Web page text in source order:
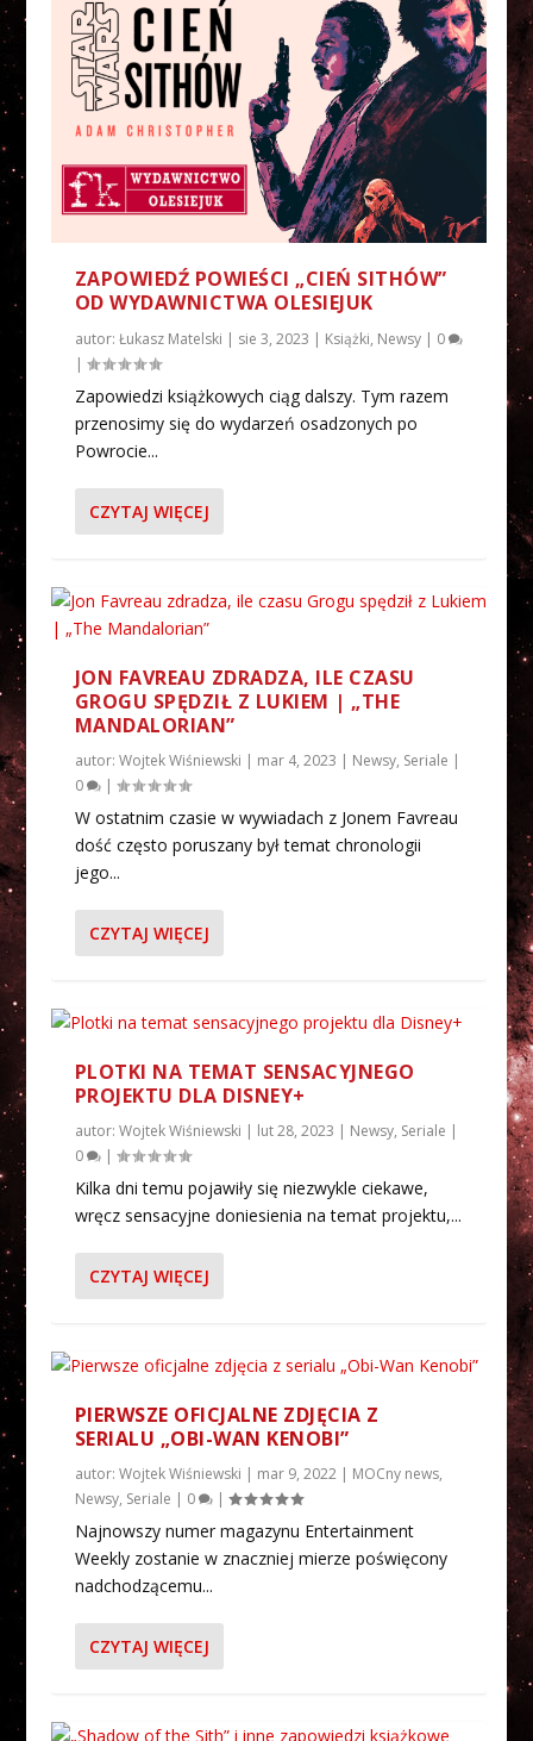
ZAPOWIEDŹ POWIEŚCI „CIEŃ SITHÓW”
OD WYDAWNICTWA OLESIEJUK
autor: Łukasz Matelski | sie 3, 2023 | Książki, Newsy| 0
|
Zapowiedzi książkowych ciąg dalszy. Tym razem
przenosimy się do wydarzeń osadzonych po
Powrocie...
CZYTAJ WIĘCEJ
JON FAVREAU ZDRADZA, ILE CZASU
GROGU SPĘDZIŁ Z LUKIEM | „THE
MANDALORIAN”
autor: Wojtek Wiśniewski | mar 4, 2023 | Newsy, Seriale |
0
|
W ostatnim czasie w wywiadach z Jonem Favreau
dość często poruszany był temat chronologii
jego...
CZYTAJ WIĘCEJ
PLOTKI NA TEMAT SENSACYJNEGO
PROJEKTU DLA DISNEY+
autor: Wojtek Wiśniewski | lut 28, 2023 | Newsy, Seriale |
0
|
Kilka dni temu pojawiły się niezwykle ciekawe,
wręcz sensacyjne doniesienia na temat projektu,...
CZYTAJ WIĘCEJ
PIERWSZE OFICJALNE ZDJĘCIA Z
SERIALU „OBI-WAN KENOBI”
autor: Wojtek Wiśniewski | mar 9, 2022| MOCny news,
Newsy, Seriale | 0 |
Najnowszy numer magazynu Entertainment
Weekly zostanie w znaczniej mierze poświęcony
nadchodzącemu...
CZYTAJ WIĘCEJ